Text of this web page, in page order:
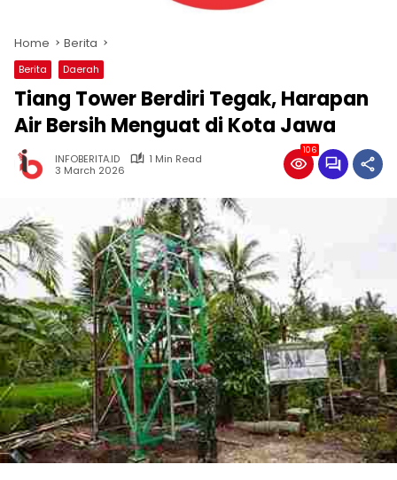
Home Berita
Berita Daerah
Tiang Tower Berdiri Tegak, Harapan
Air Bersih Menguat di Kota Jawa
INFOBERITA.ID
1 Min Read
3 March 2026
106